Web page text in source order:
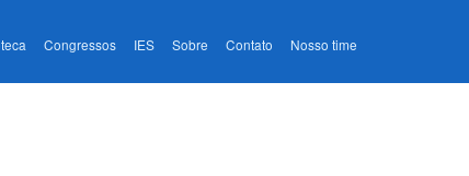
Congressos IES Sobre Contato Nosso time